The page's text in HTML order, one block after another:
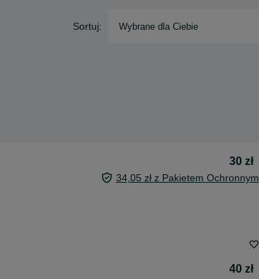
Sortuj: Wybrane dla Ciebie
30 zł
34,05 zł z Pakietem Ochronnym
40 zł